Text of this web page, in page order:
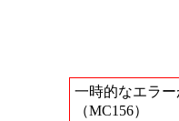
一時的なエラー
（MC156）